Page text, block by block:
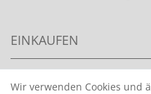
EINKAUFEN
HANDPUMPEN FÜR
Wir verwenden Cookies und